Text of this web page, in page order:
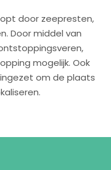
door zeepresten,
Door middel van
mogelijk. Ook
om de plaats